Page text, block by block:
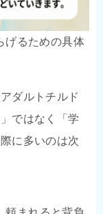
げるための具体
ダルトチルド
ではなく「学
に多いのは次